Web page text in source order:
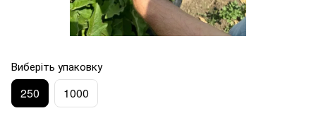
Виберіть упаковку
250 1000